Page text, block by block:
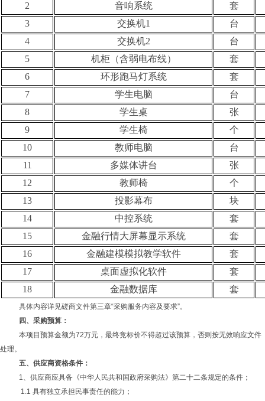
2
音响系统
套
3
交换机1
台
4
交换机2
台
5
机柜（含弱电布线）
套
6
环形跑马灯系统
套
7
学生电脑
台
8
学生桌
张
9
学生椅
个
10
教师电脑
台
11
多媒体讲台
张
12
教师椅
个
13
投影幕布
块
14
中控系统
套
15
金融行情大屏幕显示系统
套
16
金融建模模拟教学软件
套
17
桌面虚拟化软件
套
18
金融数据库 套
具体内容详见磋商文件第三章“采购服务内容及要求”。
四、采购预算：
本项目预算金额为72万元，最终竞标价不得超过该预算，否则按无效响应文件
处理。
五、供应商资格条件：
1、供应商应具备《中华人民共和国政府采购法》第二十二条规定的条件；
1.1 具有独立承担民事责任的能力；